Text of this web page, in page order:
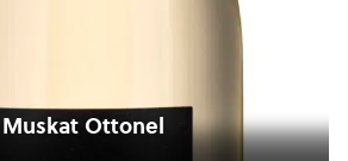
Ottonel